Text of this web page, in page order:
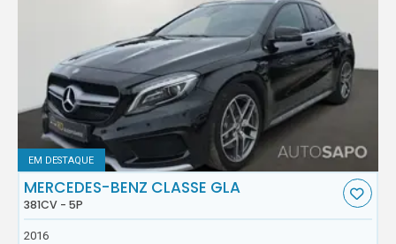
EM DESTAQUE
MERCEDES-BENZ CLASSE GLA
381CV - 5P
2016